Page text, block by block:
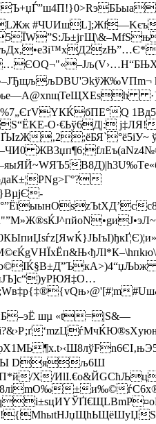
#ЧUИшL];Жf—Kєъ
Q
O·€Ьў6Д|:
‚2;ёБЯ`°ё5іУ~
иJЪ­]c“)yРЮЯ‡О…
шµ «t=|Ѕ&—
Dяљ6Ш
X/
±и‰©